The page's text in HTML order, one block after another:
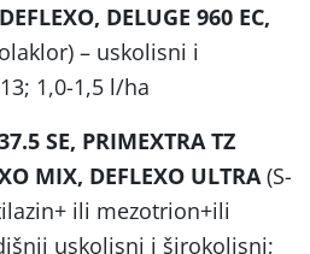
DELUGE 960 EC,
– uskolisni i
1,0-1,5 l/ha
SE, PRIMEXTRA TZ
MIX, DEFLEXO ULTRA (S-
ili mezotrion+ili
uskolisni i širokolisni;